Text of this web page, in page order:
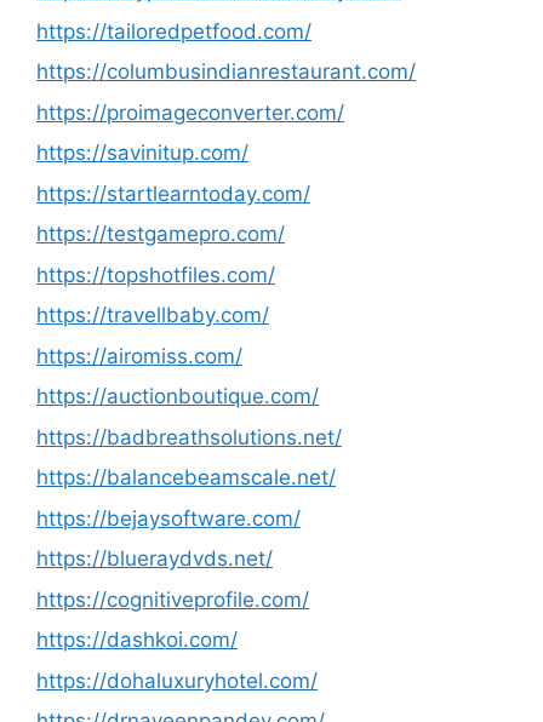
https://tailoredpetfood.com/
https://columbusindianrestaurant.com/
https://proimageconverter.com/
https://savinitup.com/
https://startlearntoday.com/
https://testgamepro.com/
https://topshotfiles.com/
https://travellbaby.com/
https://airomiss.com/
https://auctionboutique.com/
https://badbreathsolutions.net/
https://balancebeamscale.net/
https://bejaysoftware.com/
https://blueraydvds.net/
https://cognitiveprofile.com/
https://dashkoi.com/
https://dohaluxuryhotel.com/